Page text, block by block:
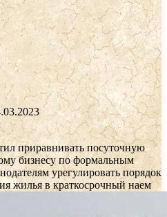
приравнивать посуточную
бизнесу по формальным
урегулировать порядок
жилья в краткосрочный наем